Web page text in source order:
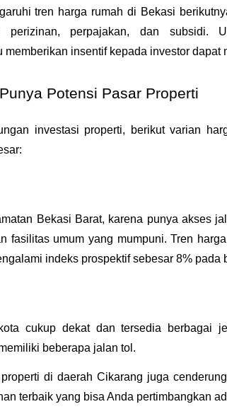
tren harga rumah di Bekasi
perizinan, perpajakan, dan subsidi.
memberikan insentif kepada investor dapat
Potensi Pasar Properti
investasi properti, berikut varian
Bekasi Barat, karena punya akses
fasilitas umum yang mumpuni. Tren
indeks prospektif sebesar 8% pada
cukup dekat dan tersedia berbagai
beberapa jalan tol.
di daerah Cikarang juga
terbaik yang bisa Anda pertimbangkan